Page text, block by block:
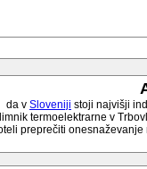
da v Sloveniji stoji najvišji
termoelektrarne v
preprečiti